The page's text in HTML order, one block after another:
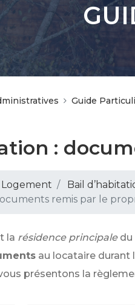
Guide
:
Logement
Bail
remis par le
la résidence principale du
au locataire durant
présentons la